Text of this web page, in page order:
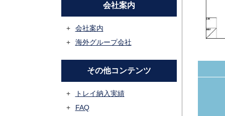
会社案内
会社案内
海外グループ会社
その他コンテンツ
トレイ納入実績
FAQ